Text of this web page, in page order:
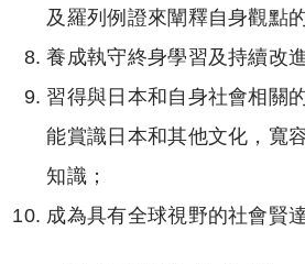
及羅列例證來闡釋自身觀點
養成執守終身學習及持續改
習得與日本和自身社會相關
能賞識日本和其他文化，寬
知識；
成為具有全球視野的社會賢達